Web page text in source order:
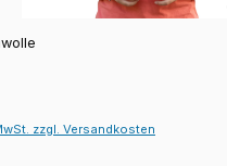
zzgl. Versandkosten